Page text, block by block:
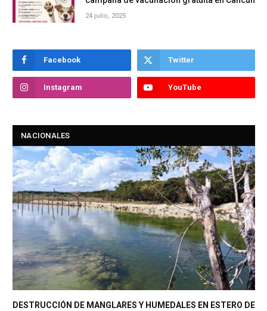
24 julio, 2025
Facebook Twitter
Instagram YouTube
NACIONALES
DESTRUCCIÓN DE MANGLARES Y HUMEDALES EN ESTERO DE